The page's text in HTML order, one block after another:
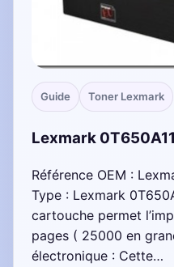
Guide Toner Lexmark
Lexmark
Référence OEM :
Type : Lexmark
cartouche permet
pages ( 25000 en
électronique : Cette…